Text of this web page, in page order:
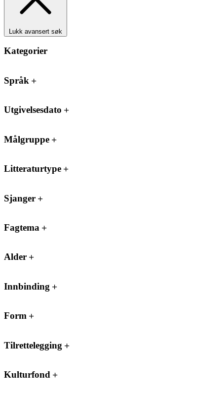
Lukk avansert søk
Kategorier
Språk
Utgivelsesdato
Målgruppe
Litteraturtype
Sjanger
Fagtema
Alder
Innbinding
Form
Tilrettelegging
Kulturfond